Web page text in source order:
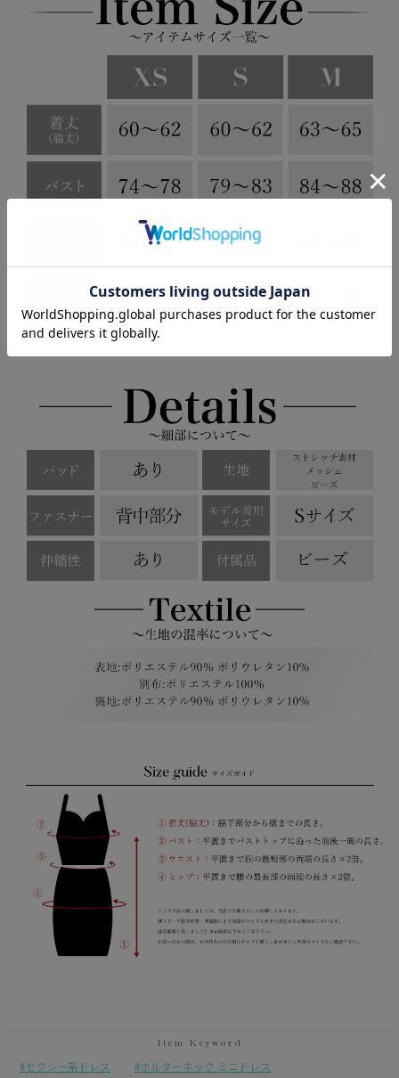
セクシー系ドレス
ホルターネック ミニドレス